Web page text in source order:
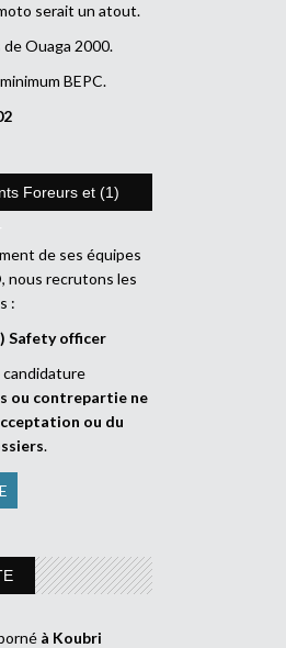
serait un atout.
Ouaga 2000.
BEPC.
Foreurs et (1)
de ses équipes
, nous recrutons les
:
Safety officer
candidature
ou contrepartie ne
ou du
.
à Koubri